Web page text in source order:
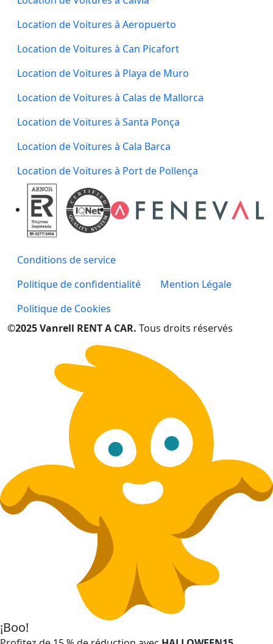
Location de Voitures à Aeropuerto
Location de Voitures à Can Picafort
Location de Voitures à Playa de Muro
Location de Voitures à Calas de Mallorca
Location de Voitures à Santa Ponça
Location de Voitures à Cala Barca
Location de Voitures à Port de Pollença
Conditions de service
Politique de confidentialité
Mention Légale
Politique de Cookies
©2025 Vanrell RENT A CAR. Tous droits réservés
¡Boo!